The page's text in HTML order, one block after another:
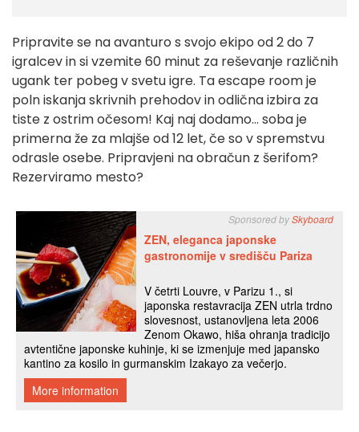
Pripravite se na avanturo s svojo ekipo od 2 do 7
igralcev in si vzemite 60 minut za reševanje različnih
ugank ter pobeg v svetu igre. Ta escape room je
poln iskanja skrivnih prehodov in odlična izbira za
tiste z ostrim očesom! Kaj naj dodamo... soba je
primerna že za mlajše od 12 let, če so v spremstvu
odrasle osebe. Pripravjeni na obračun z šerifom?
Rezerviramo mesto?